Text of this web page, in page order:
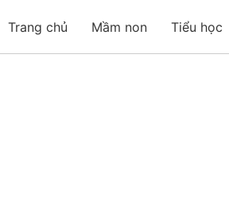
Trang chủ Mầm non Tiểu học